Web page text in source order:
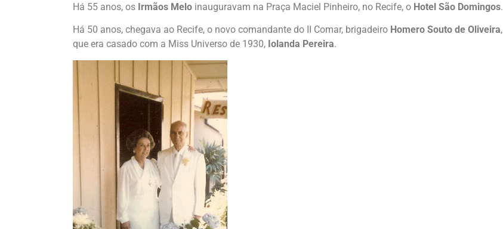
Há 55 anos, os Irmãos Melo inauguravam na Praça Maciel Pinheiro, no Recife, o Hotel São Domingos.
Há 50 anos, chegava ao Recife, o novo comandante do II Comar, brigadeiro Homero Souto de Oliveira,
que era casado com a Miss Universo de 1930, Iolanda Pereira.